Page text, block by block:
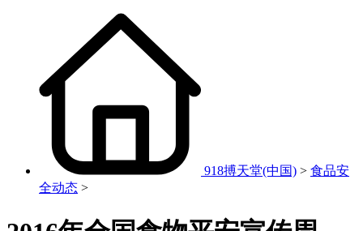
918搏天堂(中国) > 食品安
全动态 >